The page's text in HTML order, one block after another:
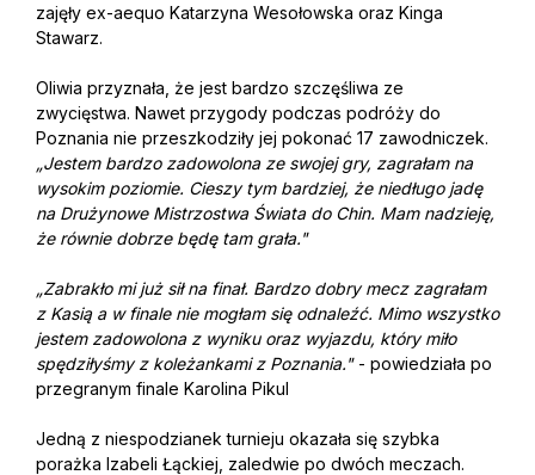
zajęły ex-aequo Katarzyna Wesołowska oraz Kinga
Stawarz.
Oliwia przyznała, że jest bardzo szczęśliwa ze
zwycięstwa. Nawet przygody podczas podróży do
Poznania nie przeszkodziły jej pokonać 17 zawodniczek.
„Jestem bardzo zadowolona ze swojej gry, zagrałam na
wysokim poziomie. Cieszy tym bardziej, że niedługo jadę
na Drużynowe Mistrzostwa Świata do Chin. Mam nadzieję,
że równie dobrze będę tam grała."
„Zabrakło mi już sił na finał. Bardzo dobry mecz zagrałam
z Kasią a w finale nie mogłam się odnaleźć. Mimo wszystko
jestem zadowolona z wyniku oraz wyjazdu, który miło
spędziłyśmy z koleżankami z Poznania." - powiedziała po
przegranym finale Karolina Pikul
Jedną z niespodzianek turnieju okazała się szybka
porażka Izabeli Łąckiej, zaledwie po dwóch meczach.